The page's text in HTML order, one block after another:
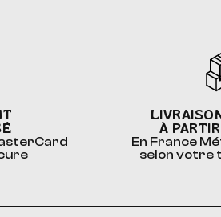
À
En France
selon votre